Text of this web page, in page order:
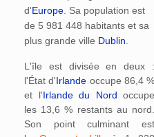
d'Europe. Sa population est
de 5 981 448 habitants et sa
plus grande ville Dublin.
L'île est divisée en deux :
l'État d'Irlande occupe 86,4 %
et l'Irlande du Nord occupe
les 13,6 % restants au nord.
Son point culminant est